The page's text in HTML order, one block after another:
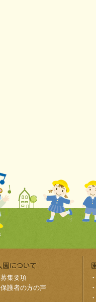
募集要項
保護者の方の声
・
・
・